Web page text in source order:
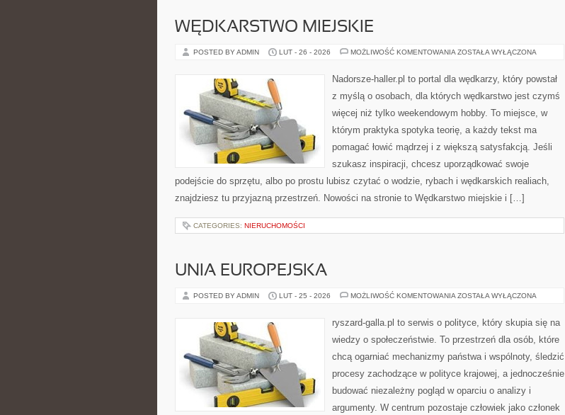
WĘDKARSTWO MIEJSKIE
POSTED BY ADMIN LUT - 26 - 2026 MOŻLIWOŚĆ KOMENTOWANIA WĘDKARSTWO
ZOSTAŁA WYŁĄCZONA
Nadorsze-haller.pl to portal dla wędkarzy, który powstał
z myślą o osobach, dla których wędkarstwo jest czymś
więcej niż tylko weekendowym hobby. To miejsce, w
którym praktyka spotyka teorię, a każdy tekst ma
pomagać łowić mądrzej i z większą satysfakcją. Jeśli
szukasz inspiracji, chcesz uporządkować swoje
podejście do sprzętu, albo po prostu lubisz czytać o wodzie, rybach i wędkarskich realiach,
znajdziesz tu przyjazną przestrzeń. Nowości na stronie to Wędkarstwo miejskie i […]
CATEGORIES: NIERUCHOMOŚCI
UNIA EUROPEJSKA
POSTED BY ADMIN LUT - 25 - 2026 MOŻLIWOŚĆ KOMENTOWANIA UNIA
ZOSTAŁA WYŁĄCZONA
ryszard-galla.pl to serwis o polityce, który skupia się na
wiedzy o społeczeństwie. To przestrzeń dla osób, które
chcą ogarniać mechanizmy państwa i wspólnoty, śledzić
procesy zachodzące w polityce krajowej, a jednocześnie
budować niezależny pogląd w oparciu o analizy i
argumenty. W centrum pozostaje człowiek jako członek